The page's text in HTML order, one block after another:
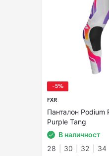
-5%
FXR
Панталон Podium
Purple Tang
В наличност
28
30 32 34